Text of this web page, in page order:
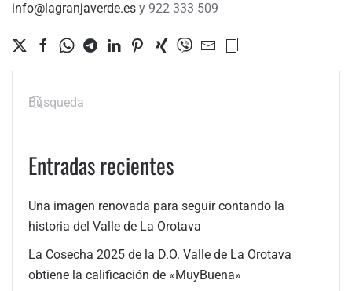
info@lagranjaverde.es y 922 333 509
Entradas recientes
Una imagen renovada para seguir contando la
historia del Valle de La Orotava
La Cosecha 2025 de la D.O. Valle de La Orotava
obtiene la calificación de «MuyBuena»